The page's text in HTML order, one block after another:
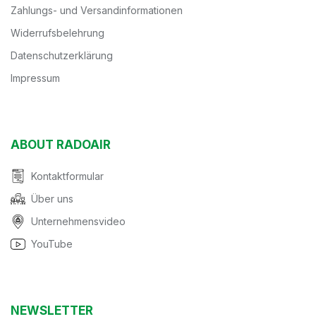
Zahlungs- und Versandinformationen
Widerrufsbelehrung
Datenschutzerklärung
Impressum
ABOUT RADOAIR
Kontaktformular
Über uns
Unternehmensvideo
YouTube
NEWSLETTER